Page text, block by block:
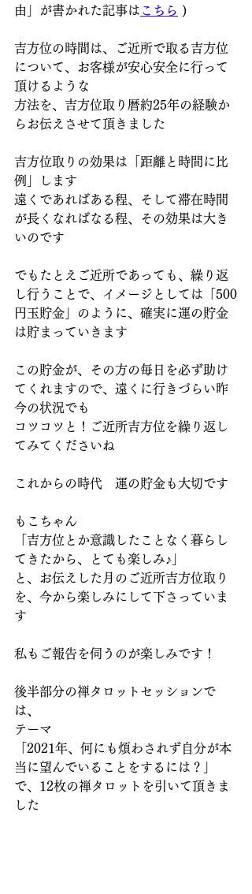
由」が書かれた記事は こちら )
吉方位の時間は、ご近所で取る吉方位
について、お客様が安心安全に行って
頂けるような
方法を、吉方位取り暦約25年の経験か
らお伝えさせて頂きました
吉方位取りの効果は「距離と時間に比
例」します
遠くであればある程、そして滞在時間
が長くなればなる程、その効果は大き
いのです
でもたとえご近所であっても、繰り返
し行うことで、イメージとしては「500
円玉貯金」のように、確実に運の貯金
は貯まっていきます
この貯金が、その方の毎日を必ず助け
てくれますので、遠くに行きづらい昨
今の状況でも
コツコツと！ご近所吉方位を繰り返し
てみてくださいね
これからの時代　運の貯金も大切です
もこちゃん
「吉方位とか意識したことなく暮らし
てきたから、とても楽しみ♪」
と、お伝えした月のご近所吉方位取り
を、今から楽しみにして下さっていま
す
私もご報告を伺うのが楽しみです！
後半部分の禅タロットセッションで
は、
テーマ
「2021年、何にも煩わされず自分が本
当に望んでいることをするには？」
で、12枚の禅タロットを引いて頂きま
した